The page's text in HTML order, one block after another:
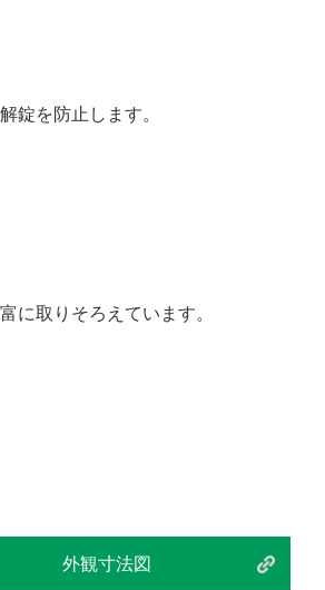
錠を防止します。
に取りそろえています。
外観寸法図